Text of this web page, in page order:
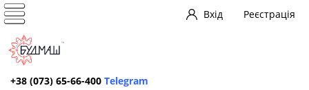
Вхід Реєстрація
+38 (073) 65-66-400 Telegram